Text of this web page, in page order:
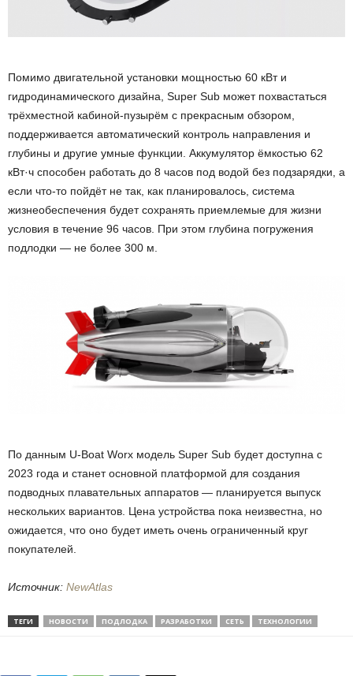
Помимо двигательной установки мощностью 60 кВт и
гидродинамического дизайна, Super Sub может похвастаться
трёхместной кабиной-пузырём с прекрасным обзором,
поддерживается автоматический контроль направления и
глубины и другие умные функции. Аккумулятор ёмкостью 62
кВт·ч способен работать до 8 часов под водой без подзарядки, а
если что-то пойдёт не так, как планировалось, система
жизнеобеспечения будет сохранять приемлемые для жизни
условия в течение 96 часов. При этом глубина погружения
подлодки — не более 300 м.
По данным U-Boat Worx модель Super Sub будет доступна с
2023 года и станет основной платформой для создания
подводных плавательных аппаратов — планируется выпуск
нескольких вариантов. Цена устройства пока неизвестна, но
ожидается, что оно будет иметь очень ограниченный круг
покупателей.
Источник: NewAtlas
ТЕГИ НОВОСТИ ПОДЛОДКА РАЗРАБОТКИ СЕТЬ ТЕХНОЛОГИИ